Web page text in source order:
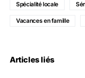
Spécialité locale
Vacances en famille
Articles liés